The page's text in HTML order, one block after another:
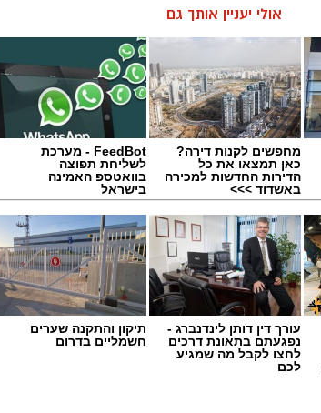
אולי יעניין אותך גם
מחפשים לקנות דירה?
כאן תמצאו את כל
הדירות החדשות למכירה
באשדוד >>>
FeedBot - מערכת
לשליחת תפוצה
בוואטספ האמינה
בישראל
עורך דין דותן לינדנברג -
נפגעתם בתאונת דרכים
לחצו לקבל מה שמגיע
לכם
תיקון והתקנה שערים
חשמליים בדרום